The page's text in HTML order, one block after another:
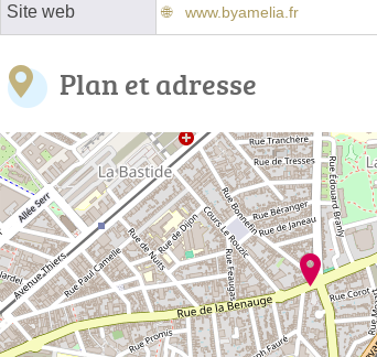
Site web www.byamelia.fr
Plan et adresse